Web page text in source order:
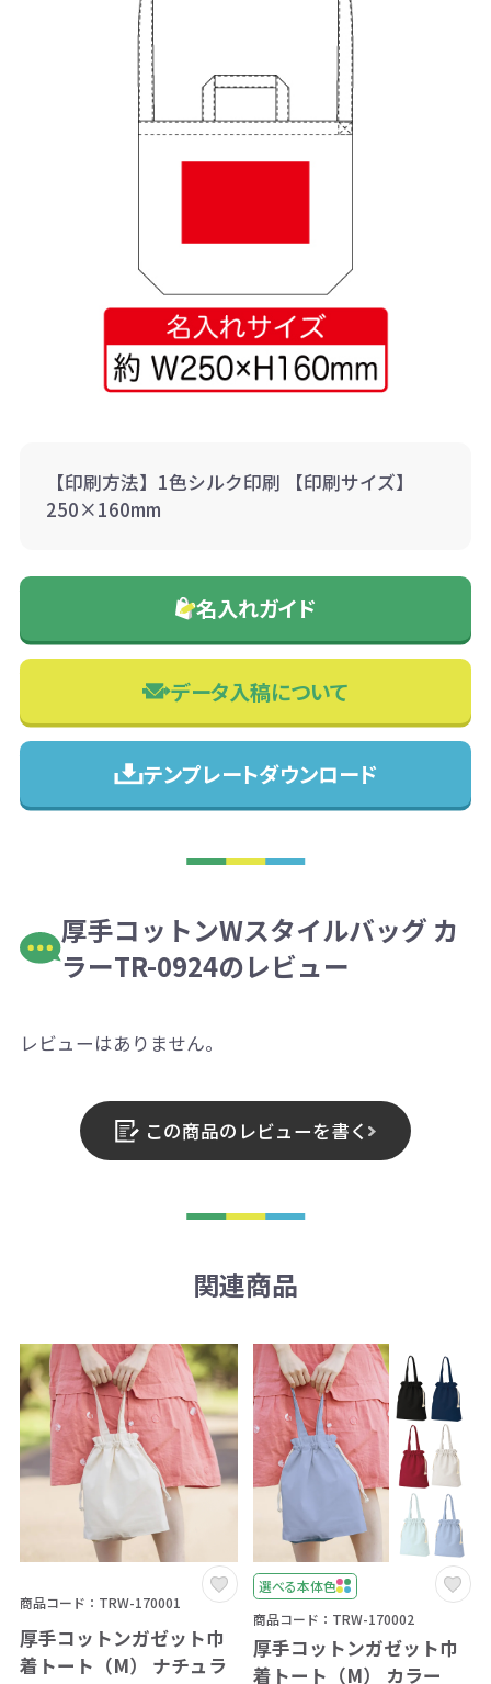
【印刷方法】1色シルク印刷 【印刷サイズ】
250×160mm
名入れガイド
データ入稿について
テンプレートダウンロード
厚手コットンWスタイルバッグ カ
ラーTR-0924のレビュー
レビューはありません。
この商品のレビューを書く
関連商品
商品コード：TRW-170001
厚手コットンガゼット巾
着トート（M） ナチュラ
選べる本体色
商品コード：TRW-170002
厚手コットンガゼット巾
着トート（M） カラー